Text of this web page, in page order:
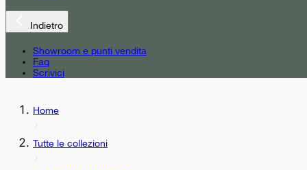
Indietro
Showroom e punti vendita
Faq
Scrivici
Home
Tutte le collezioni